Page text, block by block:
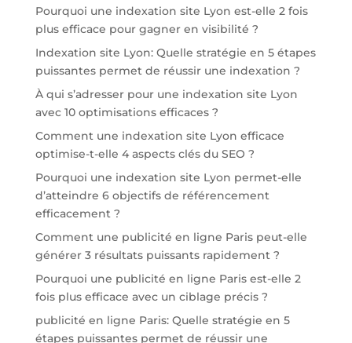
Pourquoi une indexation site Lyon est-elle 2 fois
plus efficace pour gagner en visibilité ?
Indexation site Lyon: Quelle stratégie en 5 étapes
puissantes permet de réussir une indexation ?
À qui s’adresser pour une indexation site Lyon
avec 10 optimisations efficaces ?
Comment une indexation site Lyon efficace
optimise-t-elle 4 aspects clés du SEO ?
Pourquoi une indexation site Lyon permet-elle
d’atteindre 6 objectifs de référencement
efficacement ?
Comment une publicité en ligne Paris peut-elle
générer 3 résultats puissants rapidement ?
Pourquoi une publicité en ligne Paris est-elle 2
fois plus efficace avec un ciblage précis ?
publicité en ligne Paris: Quelle stratégie en 5
étapes puissantes permet de réussir une